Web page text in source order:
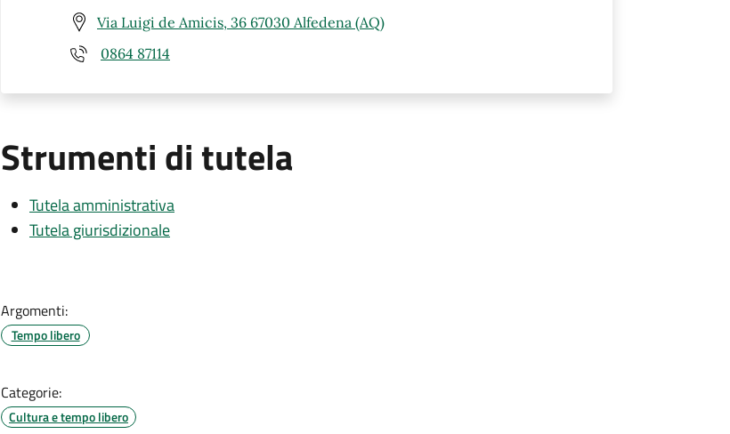
Via Luigi de Amicis, 36 67030 Alfedena (AQ)
0864 87114
Strumenti di tutela
Tutela amministrativa
Tutela giurisdizionale
Argomenti:
Tempo libero
Categorie:
Cultura e tempo libero